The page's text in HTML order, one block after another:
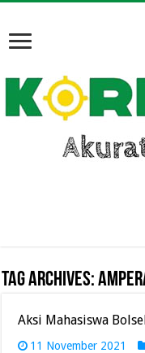
Tag Archives:
Aksi Mahasiswa
11 November 2021